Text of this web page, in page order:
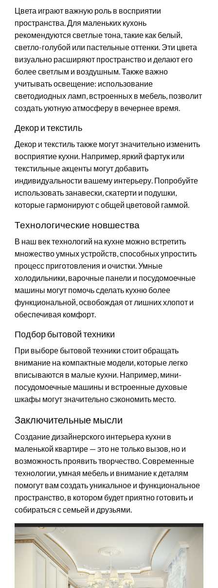
Цвета играют важную роль в восприятии
пространства. Для маленьких кухонь
рекомендуются светлые тона, такие как белый,
светло-голубой или пастельные оттенки. Эти цвета
визуально расширяют пространство и делают его
более светлым и воздушным. Также важно
учитывать освещение: использование
светодиодных ламп, встроенных в мебель, позволит
создать уютную атмосферу в вечернее время.
Декор и текстиль
Декор и текстиль также могут значительно изменить
восприятие кухни. Например, яркий фартук или
текстильные акценты могут добавить
индивидуальности вашему интерьеру. Попробуйте
использовать занавески, скатерти и подушки,
которые гармонируют с общей цветовой гаммой.
Технологические новшества
В наш век технологий на кухне можно встретить
множество умных устройств, способных упростить
процесс приготовления и очистки. Умные
холодильники, варочные панели и посудомоечные
машины могут помочь сделать кухню более
функциональной, освобождая от лишних хлопот и
обеспечивая комфорт.
Подбор бытовой техники
При выборе бытовой техники стоит обращать
внимание на компактные модели, которые легко
вписываются в малые кухни. Например, мини-
посудомоечные машины и встроенные духовые
шкафы могут значительно сэкономить место.
Заключительные мысли
Создание дизайнерского интерьера кухни в
маленькой квартире — это не только вызов, но и
возможность проявить творчество. Современные
технологии, умная мебель и внимание к деталям
помогут вам создать уникальное и функциональное
пространство, в котором будет приятно готовить и
собираться с семьей и друзьями.